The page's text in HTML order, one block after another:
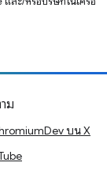
ม
บน X